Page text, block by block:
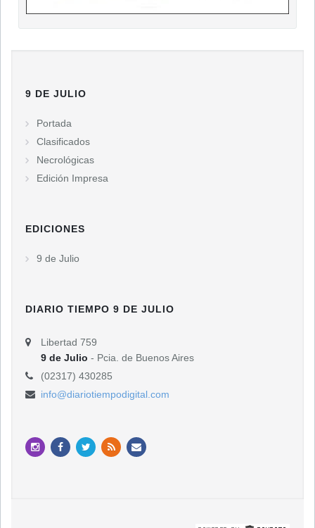
9 DE JULIO
Portada
Clasificados
Necrológicas
Edición Impresa
EDICIONES
9 de Julio
DIARIO TIEMPO 9 DE JULIO
Libertad 759
9 de Julio - Pcia. de Buenos Aires
(02317) 430285
info@diariotiempodigital.com